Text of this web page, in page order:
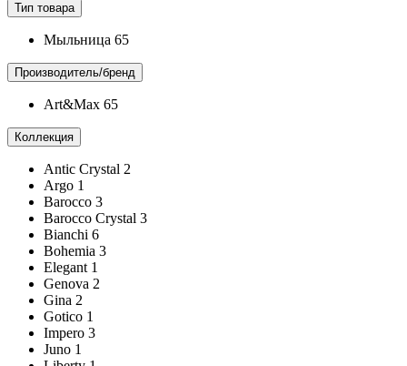
Тип товара
Мыльница 65
Производитель/бренд
Art&Max 65
Коллекция
Antic Crystal 2
Argo 1
Barocco 3
Barocco Crystal 3
Bianchi 6
Bohemia 3
Elegant 1
Genova 2
Gina 2
Gotico 1
Impero 3
Juno 1